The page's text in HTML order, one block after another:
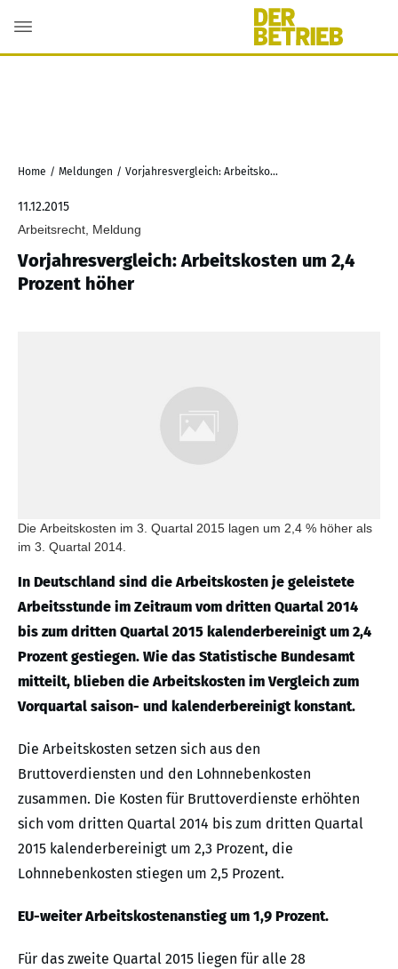
Home / Meldungen / Vorjahresvergleich: Arbeitskosten um 2,4 Prozent höher
11.12.2015
Arbeitsrecht, Meldung
Vorjahresvergleich: Arbeitskosten um 2,4
Prozent höher
Die Arbeitskosten im 3. Quartal 2015 lagen um 2,4 % höher als
im 3. Quartal 2014.
In Deutschland sind die Arbeitskosten je geleistete
Arbeitsstunde im Zeitraum vom dritten Quartal 2014
bis zum dritten Quartal 2015 kalenderbereinigt um 2,4
Prozent gestiegen. Wie das Statistische Bundesamt
mitteilt, blieben die Arbeitskosten im Vergleich zum
Vorquartal saison- und kalenderbereinigt konstant.
Die Arbeitskosten setzen sich aus den
Bruttoverdiensten und den Lohnnebenkosten
zusammen. Die Kosten für Bruttoverdienste erhöhten
sich vom dritten Quartal 2014 bis zum dritten Quartal
2015 kalenderbereinigt um 2,3 Prozent, die
Lohnnebenkosten stiegen um 2,5 Prozent.
EU-weiter Arbeitskostenanstieg um 1,9 Prozent.
Für das zweite Quartal 2015 liegen für alle 28